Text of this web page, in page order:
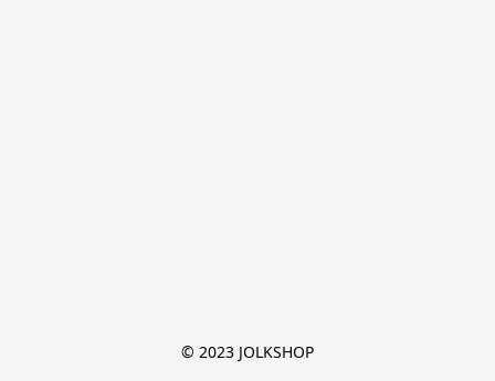
© 2023 JOLKSHOP